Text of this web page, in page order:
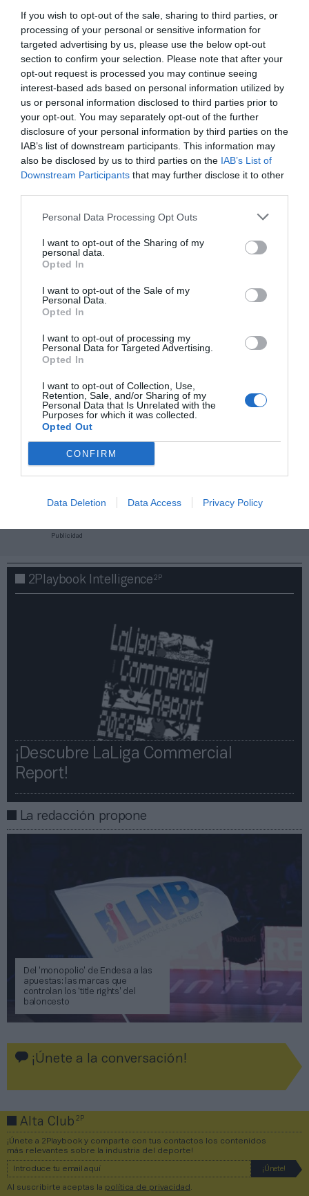
If you wish to opt-out of the sale, sharing to third parties, or
processing of your personal or sensitive information for
targeted advertising by us, please use the below opt-out
section to confirm your selection. Please note that after your
opt-out request is processed you may continue seeing
interest-based ads based on personal information utilized by
us or personal information disclosed to third parties prior to
your opt-out. You may separately opt-out of the further
disclosure of your personal information by third parties on the
IAB’s list of downstream participants. This information may
also be disclosed by us to third parties on the IAB’s List of
Downstream Participants that may further disclose it to other
Personal Data Processing Opt Outs
I want to opt-out of the Sharing of my
personal data.
Opted In
I want to opt-out of the Sale of my
Personal Data.
Opted In
I want to opt-out of processing my
Personal Data for Targeted Advertising.
Opted In
I want to opt-out of Collection, Use,
Retention, Sale, and/or Sharing of my
Personal Data that Is Unrelated with the
Purposes for which it was collected.
Opted Out
CONFIRM
Data Deletion Data Access Privacy Policy
Índex 2P
LBA
Compartir
Imprimir
2Playbook Club
¡Haz click aquí y accede sin límites a contenidos
Publicidad
2Playbook Intelligence2P
¡Descubre LaLiga Commercial
Report!​​
La redacción propone
Del ‘monopolio’ de Endesa a las
apuestas: las marcas que
controlan los ‘title rights’ del
baloncesto
¡Únete a la conversación!
Alta Club2P
¡Únete a 2Playbook y comparte con tus contactos los contenidos
más relevantes sobre la industria del deporte!
Al suscribirte aceptas la política de privacidad